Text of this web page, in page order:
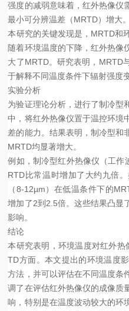
强度的减弱意味着，红外热像仪
最小可分辨温差（MRTD）增大。
本研究的关键发现是，MRTD和
随着环境温度的下降，红外热像
大了MRTD。研究表明，MRTD
于解释不同温度条件下辐射强度
实验分析
为验证理论分析，进行了制冷型
中，将红外热像仪置于温控环境
差的能力。结果表明，制冷型和
MRTD均显著增大。
例如，制冷型红外热像仪（工
RTD比常温时增加了大约九倍
（8-12µm）在低温条件下的
增加了2到2.5倍。这些结果凸显
影响。
结论
本研究表明，环境温度对红外
TD方面。本文提出的环境温度
方法，并可以评估在不同温度条
调了在评估红外热像仪的成像质
响，特别是在温度波动较大的环